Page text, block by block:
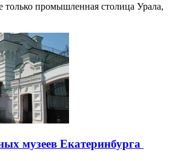
только промышленная столица Урала,
музеев Екатеринбурга